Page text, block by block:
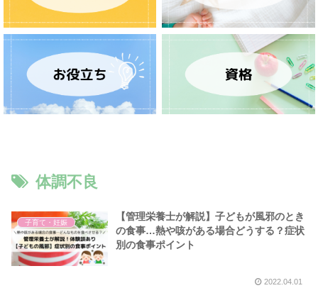
体調不良
子育て・妊娠
【管理栄養士が解説】子どもが風邪のとき
の食事…熱や咳がある場合どうする？症状
別の食事ポイント
2022.04.01